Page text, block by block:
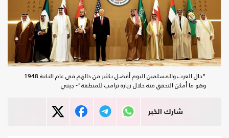
"حال العرب والمسلمين اليوم أفضل بكثير من حالهم في عام النكبة 1948
وهو ما أمكن التحقق منه خلال زيارة ترامب للمنطقة"- جيتي
شارك الخبر